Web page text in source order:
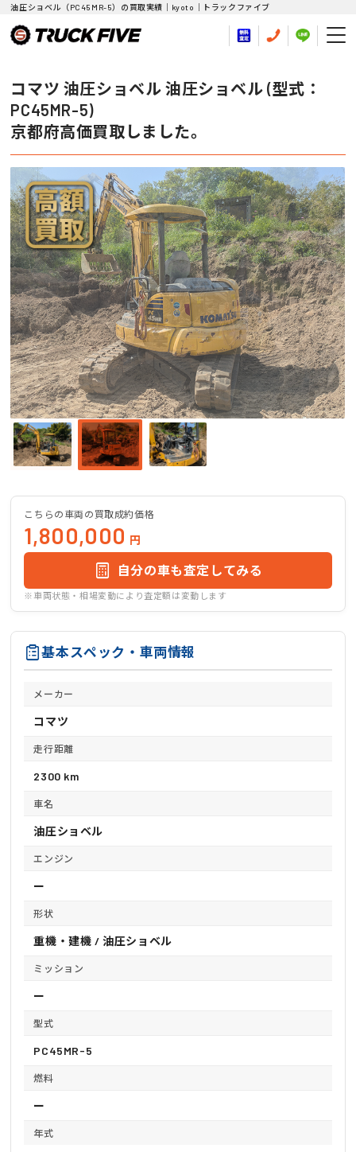
油圧ショベル（PC45MR-5）の買取実績｜kyoto｜トラックファイブ
コマツ 油圧ショベル 油圧ショベル (型式：
PC45MR-5)
京都府高価買取しました。
こちらの車両の買取成約価格
1,800,000 円
自分の車も査定してみる
※車両状態・相場変動により査定額は変動します
基本スペック・車両情報
メーカー
コマツ
走行距離
2300 km
車名
油圧ショベル
エンジン
ー
形状
重機・建機 / 油圧ショベル
ミッション
ー
型式
PC45MR-5
燃料
ー
年式